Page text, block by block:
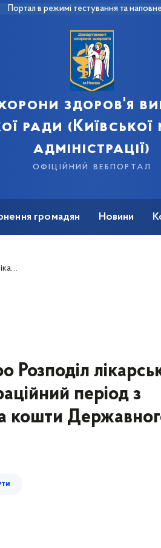
Портал в режимі тестування та
здоров'я
ради
адміністрації)
офіційний вебпортал
громадян Новини
2020 рік
період з
кошти